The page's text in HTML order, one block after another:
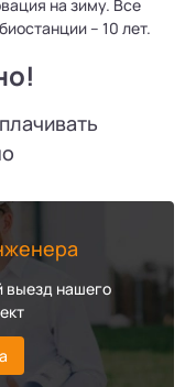
на зиму. Все
– 10 лет.
выезд нашего